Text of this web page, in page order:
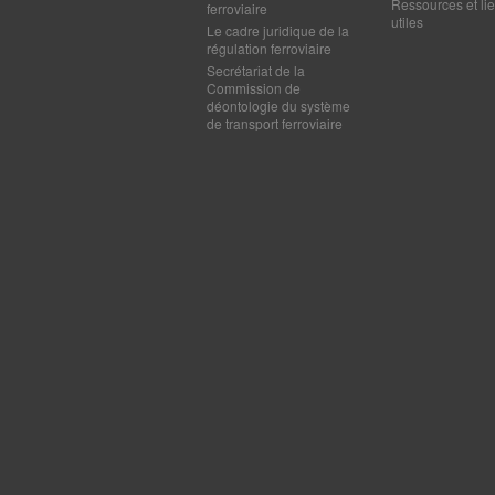
ferroviaire
Le cadre juridique de la
régulation ferroviaire
Secrétariat de la
Commission de
déontologie du système
de transport ferroviaire
Ressources et
utiles